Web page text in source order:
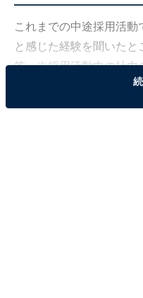
これまでの中途採用活動
と感じた経験を聞いたと
答。※採用活動中の社内